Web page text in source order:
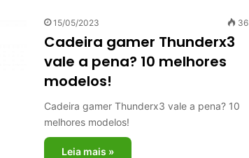
15/05/2023 36
Cadeira gamer Thunderx3
vale a pena? 10 melhores
modelos!
Cadeira gamer Thunderx3 vale a pena? 10
melhores modelos!
Leia mais »